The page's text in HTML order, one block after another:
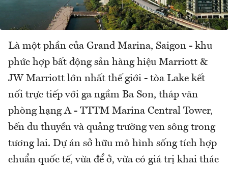
Là một phần của Grand Marina, Saigon - khu
phức hợp bất động sản hàng hiệu Marriott &
JW Marriott lớn nhất thế giới - tòa Lake kết
nối trực tiếp với ga ngầm Ba Son, tháp văn
phòng hạng A - TTTM Marina Central Tower,
bến du thuyền và quảng trường ven sông trong
tương lai. Dự án sở hữu mô hình sống tích hợp
chuẩn quốc tế, vừa để ở, vừa có giá trị khai thác